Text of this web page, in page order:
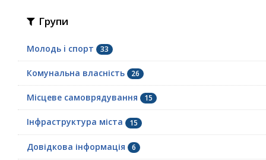
Групи
Молодь i спорт 33
Комунальна власність 26
Місцеве самоврядування 15
Інфраструктура міста 15
Довідкова інформація 6